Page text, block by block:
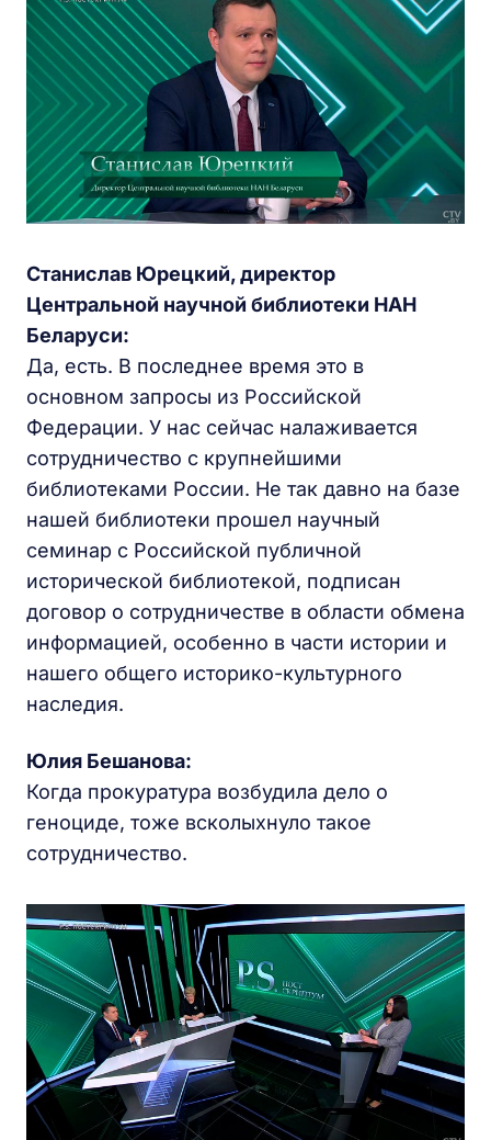
Станислав Юрецкий, директор
Центральной научной библиотеки НАН
Беларуси:
Да, есть. В последнее время это в
основном запросы из Российской
Федерации. У нас сейчас налаживается
сотрудничество с крупнейшими
библиотеками России. Не так давно на базе
нашей библиотеки прошел научный
семинар с Российской публичной
исторической библиотекой, подписан
договор о сотрудничестве в области обмена
информацией, особенно в части истории и
нашего общего историко-культурного
наследия.
Юлия Бешанова:
Когда прокуратура возбудила дело о
геноциде, тоже всколыхнуло такое
сотрудничество.